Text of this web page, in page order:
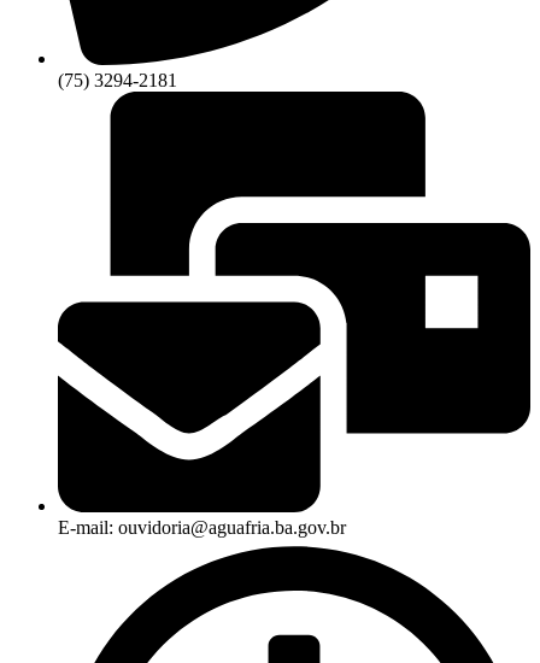
(75) 3294-2181
E-mail: ouvidoria@aguafria.ba.gov.br